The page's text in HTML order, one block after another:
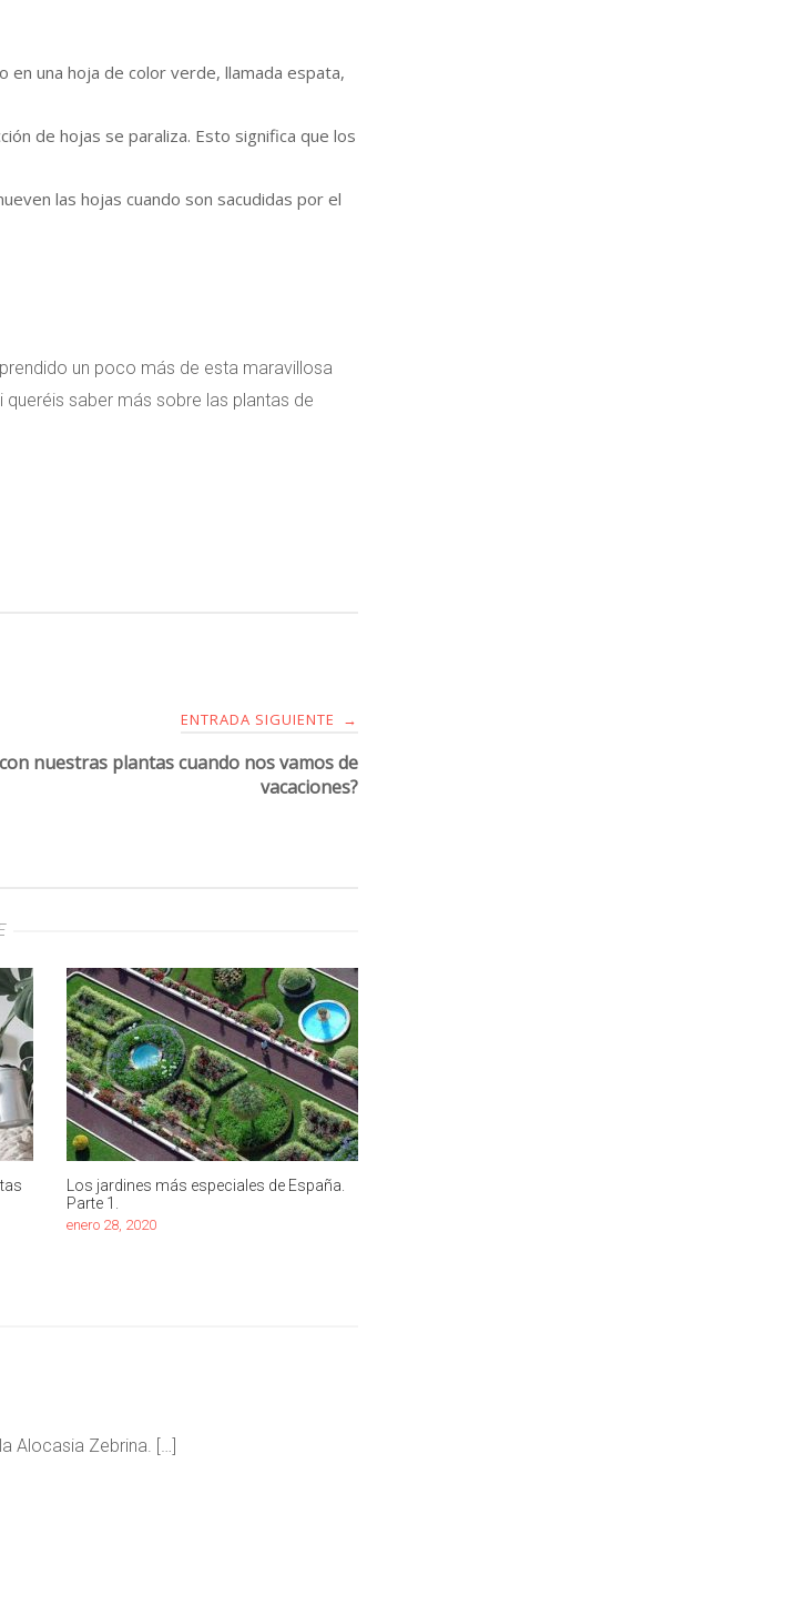
una hoja de color verde, llamada espata,
de hojas se paraliza. Esto significa que los
las hojas cuando son sacudidas por el
un poco más de esta maravillosa
saber más sobre las plantas de
ENTRADA SIGUIENTE →
nuestras plantas cuando nos vamos de
vacaciones?
Los jardines más especiales de España.
Parte 1.
enero 28, 2020
Alocasia Zebrina. […]